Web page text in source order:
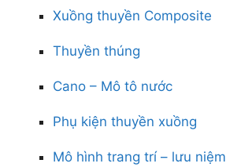
Xuồng thuyền Composite
Thuyền thúng
Cano – Mô tô nước
Phụ kiện thuyền xuồng
Mô hình trang trí – lưu niệm